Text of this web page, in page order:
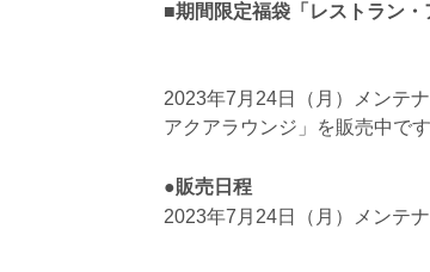
■期間限定福袋「レストラン・
2023年7月24日（月）メンテ
アクアラウンジ」を販売中です
●販売日程
2023年7月24日（月）メンテ